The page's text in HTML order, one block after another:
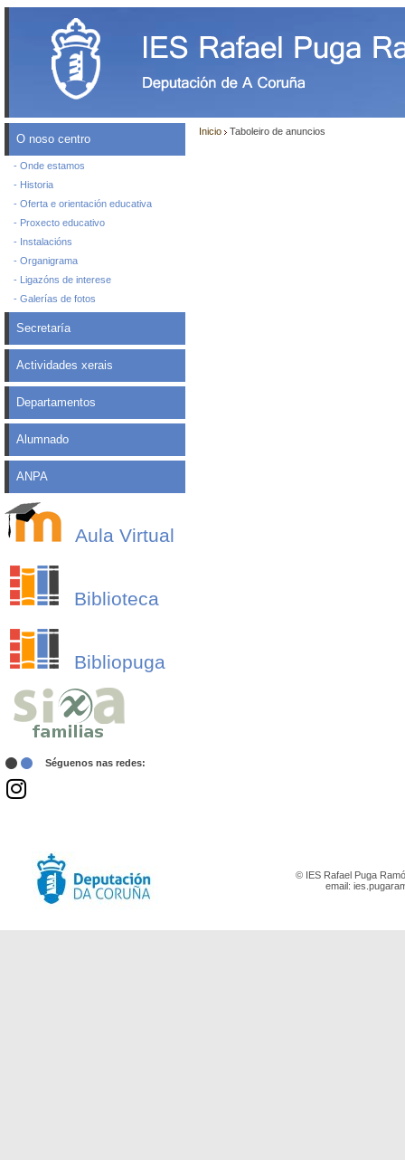
O noso centro
- Onde estamos
- Historia
- Oferta e orientación educativa
- Proxecto educativo
- Instalacións
- Organigrama
- Ligazóns de interese
- Galerías de fotos
Secretaría
Actividades xerais
Departamentos
Alumnado
ANPA
Aula Virtual
Biblioteca
Bibliopuga
Séguenos nas redes:
Inicio Taboleiro de anuncios
© IES Rafael Puga
email: